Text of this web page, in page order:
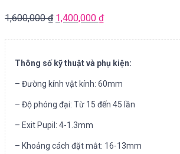
1,600,000₫ 1,400,000 ₫
Thông số kỹ thuật và phụ kiện:
– Đường kính vật kính: 60mm
– Độ phóng đại: Từ 15 đến 45 lần
– Exit Pupil: 4-1.3mm
– Khoảng cách đặt mắt: 16-13mm